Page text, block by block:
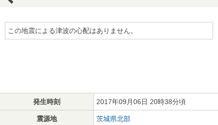
この地震による津波の心配はありません。
発生時刻 2017年09月06日 20時38分頃
震源地 茨城県北部